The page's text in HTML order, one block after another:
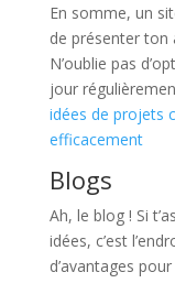
En somme, un
de présenter ton
N’oublie pas
jour
idées de projets
efficacement
Blogs
Ah, le blog ! Si
idées, c’est
d’avantages